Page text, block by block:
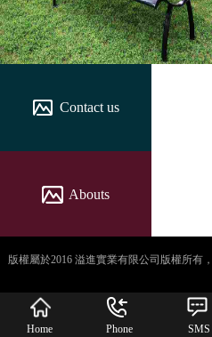
Contact us
Abouts
版權屬於2016 溢進實業有限公司版權所有
Home Phone SMS